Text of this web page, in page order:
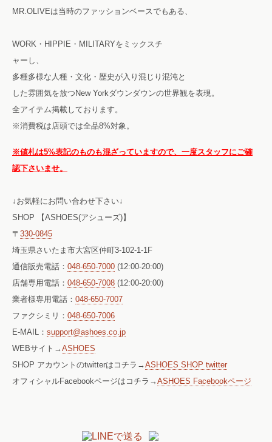
MR.OLIVEは当時のファッションベースでもある、
WORK・HIPPIE・MILITARYをミックスチ
ャーし、
多種多様な人種・文化・歴史が入り混じり混沌と
した雰囲気を放つNew Yorkダウンダウンの世界観を表現。
全アイテム掲載しております。
※消費税は店頭では全品8%対象。
※値札は5%表記のものも混ざっていますので、一度スタッフにご確
認下さいませ。
↓お気軽にお問い合わせ下さい↓
SHOP 【ASHOES(アシューズ)】
〒 330-0845
埼玉県さいたま市大宮区仲町3-102-1-1F
通信販売電話： 048-650-7000 (12:00-20:00)
店舗専用電話： 048-650-7008 (12:00-20:00)
業者様専用電話： 048-650-7007
ファクシミリ： 048-650-7006
E-MAIL： support@ashoes.co.jp
WEBサイト→ASHOES
SHOP アカウントのtwitterはコチラ→ASHOES SHOP twitter
オフィシャルFacebookページはコチラ→ASHOES Facebookページ